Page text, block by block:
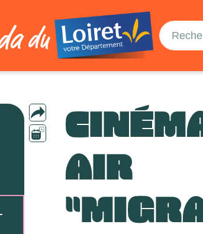
AIR